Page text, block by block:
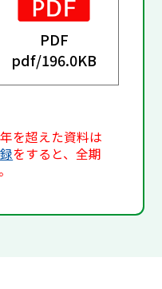
PDF
pdf/196.0KB
を超えた資料は
をすると、全期